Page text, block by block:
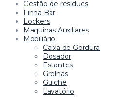
Gestão de resíduos
Linha Bar
Lockers
Maquinas Auxiliares
Mobiliário
Caixa de Gordura
Dosador
Estantes
Grelhas
Guiche
Lavatório